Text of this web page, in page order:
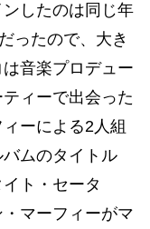
したのは同じ年
ったので、大き
音楽プロデュー
ィーで出会った
ーによる2人組
ムのタイトル
ト・セータ
マーフィーがマ